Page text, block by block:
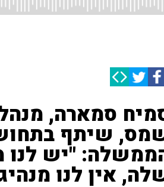
סמארה,
שיתף
"יש לנו
אין לנו